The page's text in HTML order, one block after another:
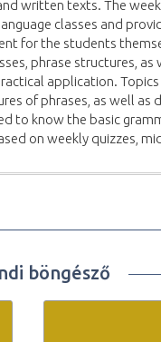
written texts. The
classes and
for the students
phrase structures,
application.
of phrases, as well as
to know the basic
on weekly quizzes,
böngésző